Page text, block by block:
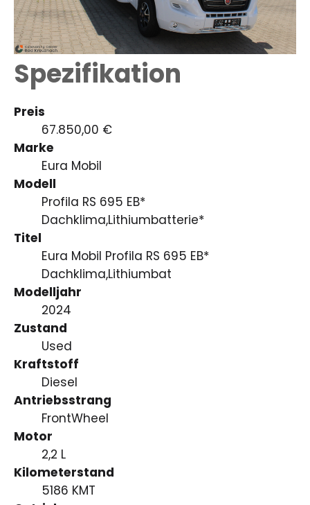
Spezifikation
Preis
67.850,00 €
Marke
Eura Mobil
Modell
Profila RS 695 EB*
Dachklima,Lithiumbatterie*
Titel
Eura Mobil Profila RS 695 EB*
Dachklima,Lithiumbat
Modelljahr
2024
Zustand
Used
Kraftstoff
Diesel
Antriebsstrang
FrontWheel
Motor
2,2 L
Kilometerstand
5186 KMT